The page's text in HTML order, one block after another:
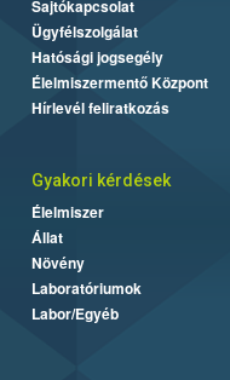
Sajtókapcsolat
Ügyfélszolgálat
Hatósági jogsegély
Élelmiszermentő Központ
Hírlevél feliratkozás
Gyakori kérdések
Élelmiszer
Állat
Növény
Laboratóriumok
Labor/Egyéb